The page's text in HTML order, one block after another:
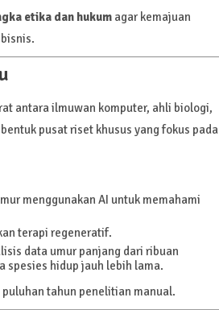
etika dan hukumagar kemajuan
antara ilmuwan komputer, ahli biologi,
pusat riset khusus yang fokus pada
menggunakan AI untuk memahami
terapi regeneratif.
data umur panjang dari ribuan
spesies hidup jauh lebih lama.
tahun penelitian manual.